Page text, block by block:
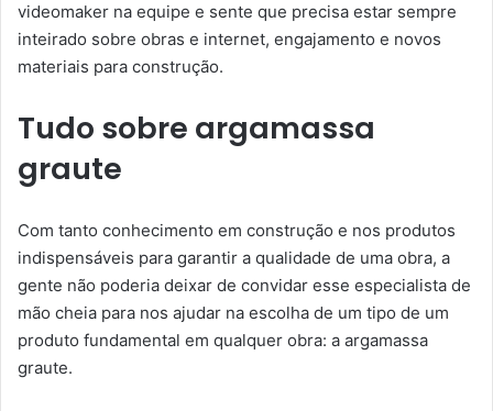
videomaker na equipe e sente que precisa estar sempre
inteirado sobre obras e internet, engajamento e novos
materiais para construção.
Tudo sobre argamassa
graute
Com tanto conhecimento em construção e nos produtos
indispensáveis para garantir a qualidade de uma obra, a
gente não poderia deixar de convidar esse especialista de
mão cheia para nos ajudar na escolha de um tipo de um
produto fundamental em qualquer obra: a argamassa
graute.